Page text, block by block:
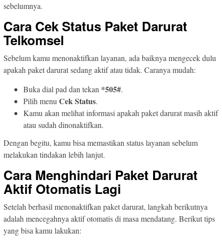
sebelumnya.
Cara Cek Status Paket Darurat
Telkomsel
Sebelum kamu menonaktifkan layanan, ada baiknya mengecek dulu
apakah paket darurat sedang aktif atau tidak. Caranya mudah:
Buka dial pad dan tekan *505#.
Pilih menu Cek Status.
Kamu akan melihat informasi apakah paket darurat masih aktif
atau sudah dinonaktifkan.
Dengan begitu, kamu bisa memastikan status layanan sebelum
melakukan tindakan lebih lanjut.
Cara Menghindari Paket Darurat
Aktif Otomatis Lagi
Setelah berhasil menonaktifkan paket darurat, langkah berikutnya
adalah mencegahnya aktif otomatis di masa mendatang. Berikut tips
yang bisa kamu lakukan: